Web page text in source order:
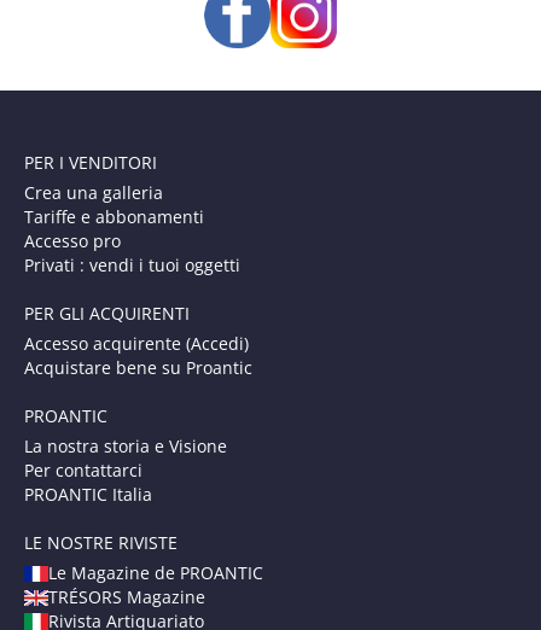
PER I VENDITORI
Crea una galleria
Tariffe e abbonamenti
Accesso pro
Privati : vendi i tuoi oggetti
PER GLI ACQUIRENTI
Accesso acquirente (Accedi)
Acquistare bene su Proantic
PROANTIC
La nostra storia e Visione
Per contattarci
PROANTIC Italia
LE NOSTRE RIVISTE
Le Magazine de PROANTIC
TRÉSORS Magazine
Rivista Artiquariato